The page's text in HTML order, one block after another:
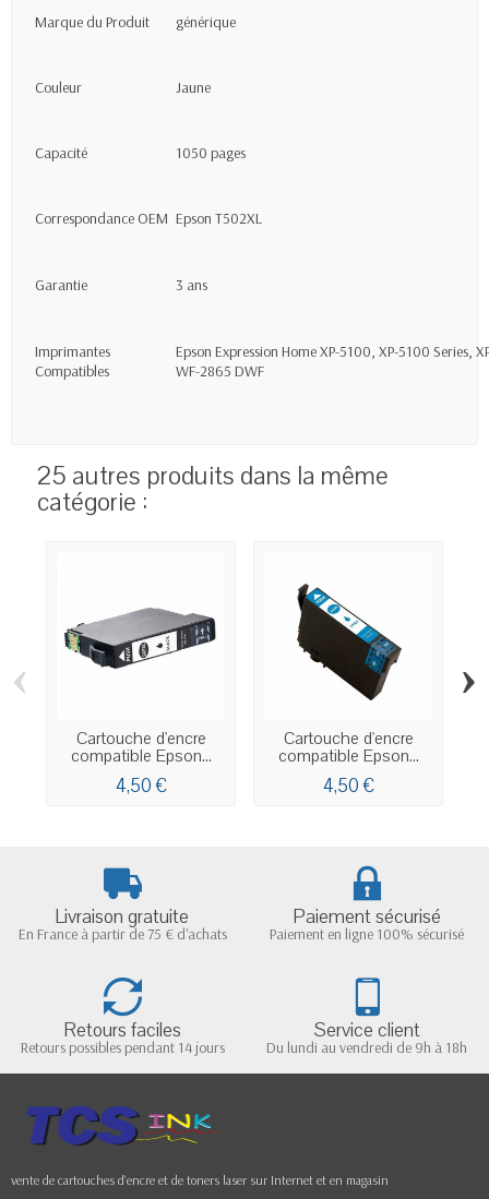
Marque du Produit générique
Couleur Jaune
Capacité 1050 pages
Correspondance OEM Epson T502XL
Garantie 3 ans
Imprimantes
Compatibles
Epson Expression Home XP-5100, XP-5100 Series,
WF-2865 DWF
25 autres produits dans la même
catégorie :
Cartouche d'encre
compatible Epson...
4,50 €
Cartouche d'encre
compatible Epson...
4,50 €
‹ ›
Livraison gratuite
En France à partir de 75 € d'achats
Paiement sécurisé
Paiement en ligne 100% sécurisé
Retours faciles
Retours possibles pendant 14 jours
Service client
Du lundi au vendredi de 9h à 18h
vente de cartouches d'encre et de toners laser sur Internet et en magasin